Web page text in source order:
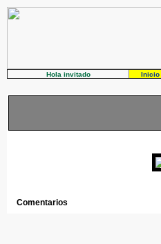
Hola invitado Inicio
Comentarios